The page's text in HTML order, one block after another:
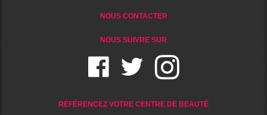
NOUS CONTACTER
NOUS SUIVRE SUR
RÉFÉRENCEZ VOTRE CENTRE DE BEAUTÉ